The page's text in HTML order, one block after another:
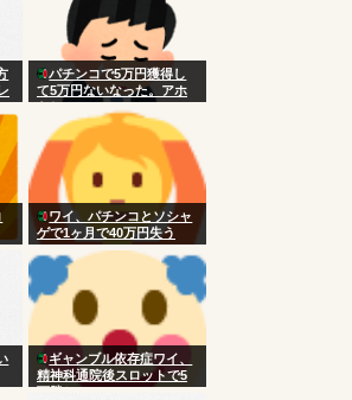
パチンコで5万円獲得し
て5万円ないなった。アホ
らし
ワイ、パチンコとソシャ
ゲで1ヶ月で40万円失う
ギャンブル依存症ワイ、
精神科通院後スロットで5
万勝ち